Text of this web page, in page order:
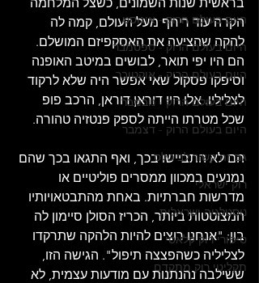
היום בעולם הרוק - אוגוסט
היום בעולם הרוק - ספטמבר
היום בעולם הרוק - אוקטובר
היום בעולם הרוק - נובמבר
היום בעולם הרוק - דצמבר
גם זה קשור לביטלס
רוק ישראלי
נוסטלגיה ישראלית
סיפורי רוק קלאסי
תקליטי רוק מתקדם
הקרה עוד ריחף מעל העולם, קמה לה
להקה שהציעה את האסקפיזם המושלם.
הם היו יפי תואר, לבושים במיטב האופנה
וסיפקו פסקול שאי אפשר היה שלא לרקוד
לצליליו. אלו היו דוראן דוראן, הרכב פופ
שכל מטרתו הייתה לספק פנטזיה טהורה.
הם לא התביישו בכך, ואף התגאו בכך שהם
נמנעים במכוון ממסרים פוליטיים או
מדרשות חברתיות. באחת מהתבטאויותיו
המצוטטות ביותר, הכריז הסולן סיימון לה
בון: "אנחנו רוצים להיות הלהקה שתרקדו
לצליליה כשהפצצה תיפול". הגישה הזו,
ששילבה נהנתנות עם מודעות עצמית, לא